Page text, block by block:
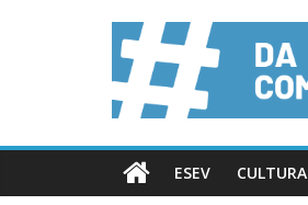
ESEV CULTURA